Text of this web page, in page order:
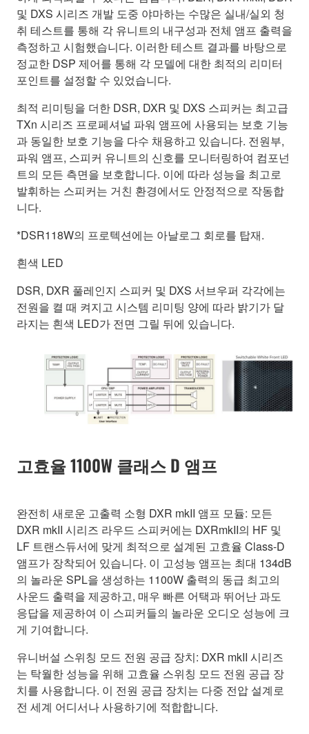
및 DXS 시리즈 개발 도중 야마하는 수많은 실내/실외 청
취 테스트를 통해 각 유니트의 내구성과 전체 앰프 출력을
측정하고 시험했습니다. 이러한 테스트 결과를 바탕으로
정교한 DSP 제어를 통해 각 모델에 대한 최적의 리미터
포인트를 설정할 수 있었습니다.
최적 리미팅을 더한 DSR, DXR 및 DXS 스피커는 최고급
TXn 시리즈 프로페셔널 파워 앰프에 사용되는 보호 기능
과 동일한 보호 기능을 다수 채용하고 있습니다. 전원부,
파워 앰프, 스피커 유니트의 신호를 모니터링하여 컴포넌
트의 모든 측면을 보호합니다. 이에 따라 성능을 최고로
발휘하는 스피커는 거친 환경에서도 안정적으로 작동합
니다.
*DSR118W의 프로텍션에는 아날로그 회로를 탑재.
흰색 LED
DSR, DXR 풀레인지 스피커 및 DXS 서브우퍼 각각에는
전원을 켤 때 켜지고 시스템 리미팅 양에 따라 밝기가 달
라지는 흰색 LED가 전면 그릴 뒤에 있습니다.
고효율 1100W 클래스 D 앰프
완전히 새로운 고출력 소형 DXR mkII 앰프 모듈: 모든
DXR mkII 시리즈 라우드 스피커에는 DXRmkII의 HF 및
LF 트랜스듀서에 맞게 최적으로 설계된 고효율 Class-D
앰프가 장착되어 있습니다. 이 고성능 앰프는 최대 134dB
의 놀라운 SPL을 생성하는 1100W 출력의 동급 최고의
사운드 출력을 제공하고, 매우 빠른 어택과 뛰어난 과도
응답을 제공하여 이 스피커들의 놀라운 오디오 성능에 크
게 기여합니다.
유니버설 스위칭 모드 전원 공급 장치: DXR mkII 시리즈
는 탁월한 성능을 위해 고효율 스위칭 모드 전원 공급 장
치를 사용합니다. 이 전원 공급 장치는 다중 전압 설계로
전 세계 어디서나 사용하기에 적합합니다.